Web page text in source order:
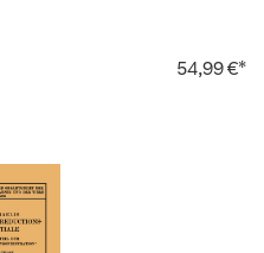
54,99 €*